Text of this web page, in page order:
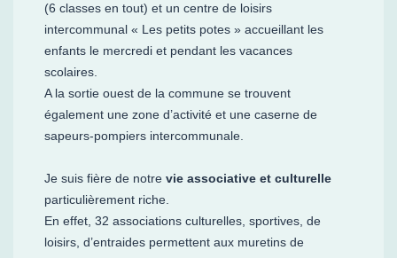
(6 classes en tout) et un centre de loisirs
intercommunal « Les petits potes » accueillant les
enfants le mercredi et pendant les vacances
scolaires.
A la sortie ouest de la commune se trouvent
également une zone d’activité et une caserne de
sapeurs-pompiers intercommunale.
Je suis fière de notre vie associative et culturelle
particulièrement riche.
En effet, 32 associations culturelles, sportives, de
loisirs, d’entraides permettent aux muretins de